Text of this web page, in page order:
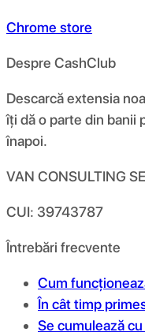
Chrome store
Despre CashClub
Descarcă extensia
îți dă o parte din banii
înapoi.
VAN CONSULTING
CUI: 39743787
Întrebări frecvente
Cum
În cât timp
Se cumulează